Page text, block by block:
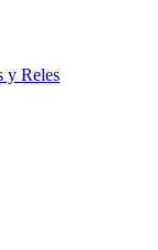
y Reles